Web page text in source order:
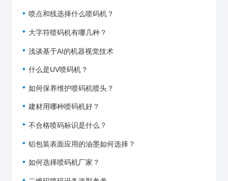
喷点和线选择什么喷码机？
大字符喷码机有哪几种？
浅谈基于AI的机器视觉技术
什么是UV喷码机？
如何保养维护喷码机喷头？
建材用哪种喷码机好？
不合格喷码标识是什么？
铝包装表面应用的油墨如何选择？
如何选择喷码机厂家？